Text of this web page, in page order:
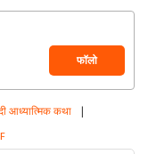
फॉलो
आध्यात्मिक कथा |